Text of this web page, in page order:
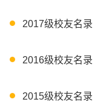
2017级校友名录
2016级校友名录
2015级校友名录